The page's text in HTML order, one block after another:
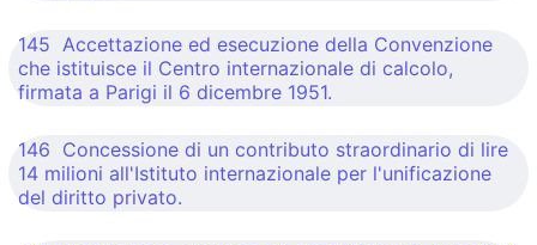
145 Accettazione ed esecuzione della Convenzione
che istituisce il Centro internazionale di calcolo,
firmata a Parigi il 6 dicembre 1951.
146 Concessione di un contributo straordinario di lire
14 milioni all'Istituto internazionale per l'unificazione
del diritto privato.